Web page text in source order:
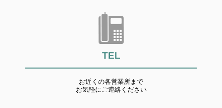
TEL
お近くの各営業所まで
お気軽にご連絡ください